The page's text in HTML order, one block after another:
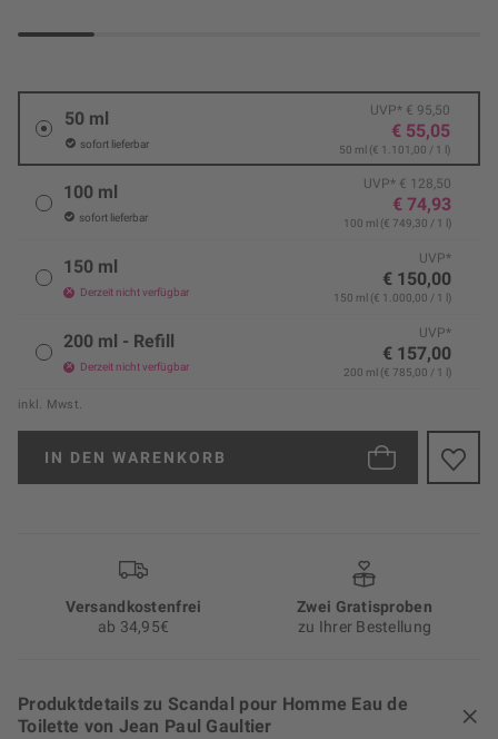
50 ml
sofort lieferbar
UVP* € 95,50
€ 55,05
50 ml (€ 1.101,00 / 1 l)
100 ml
sofort lieferbar
UVP* € 128,50
€ 74,93
100 ml (€ 749,30 / 1 l)
150 ml
Derzeit nicht verfügbar
UVP*
€ 150,00
150 ml (€ 1.000,00 / 1 l)
200 ml - Refill
Derzeit nicht verfügbar
UVP*
€ 157,00
200 ml (€ 785,00 / 1 l)
inkl. Mwst.
IN DEN WARENKORB
Versand­kosten­frei
ab 34,95€
Zwei Gratisproben
zu Ihrer Bestellung
Produktdetails zu Scandal pour Homme Eau de
Toilette von Jean Paul Gaultier